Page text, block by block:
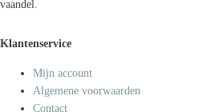
vaandel.
Klantenservice
Mijn account
Algemene voorwaarden
Contact